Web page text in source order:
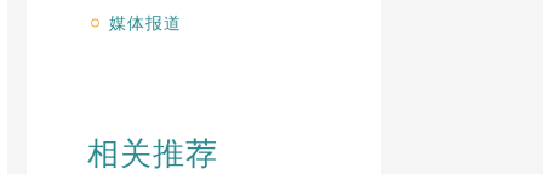
媒体报道
相关推荐